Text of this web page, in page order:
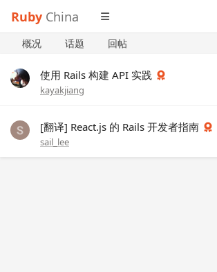
Ruby China
概况 话题 回帖
使用 Rails 构建 API 实践
kayakjiang
[翻译] React.js 的 Rails 开发者指南
sail_lee